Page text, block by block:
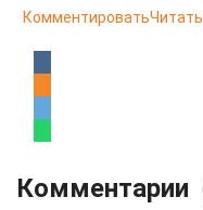
Комментировать
Комментарии